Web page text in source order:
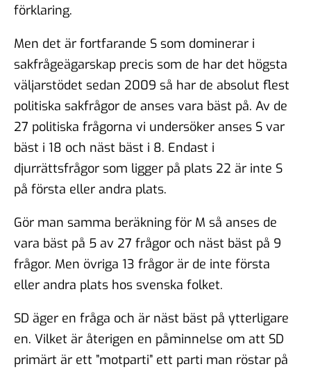
förklaring.
Men det är fortfarande S som dominerar i
sakfrågeägarskap precis som de har det högsta
väljarstödet sedan 2009 så har de absolut flest
politiska sakfrågor de anses vara bäst på. Av de
27 politiska frågorna vi undersöker anses S var
bäst i 18 och näst bäst i 8. Endast i
djurrättsfrågor som ligger på plats 22 är inte S
på första eller andra plats.
Gör man samma beräkning för M så anses de
vara bäst på 5 av 27 frågor och näst bäst på 9
frågor. Men övriga 13 frågor är de inte första
eller andra plats hos svenska folket.
SD äger en fråga och är näst bäst på ytterligare
en. Vilket är återigen en påminnelse om att SD
primärt är ett ”motparti” ett parti man röstar på